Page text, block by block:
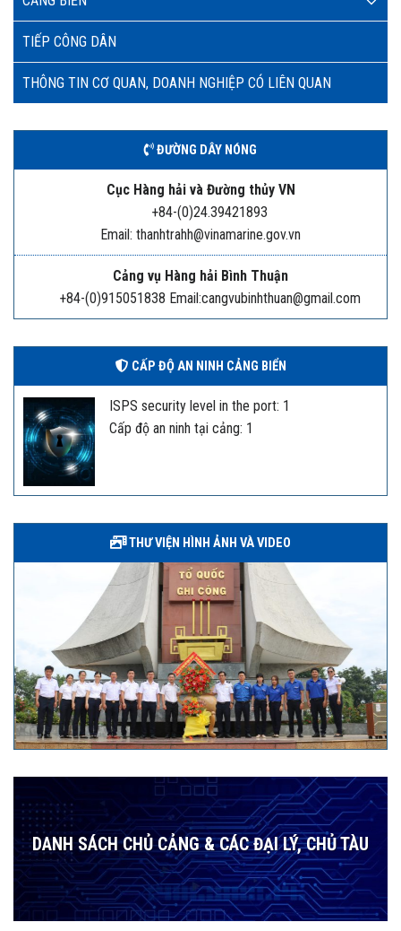
TIẾP CÔNG DÂN
THÔNG TIN CƠ QUAN, DOANH NGHIỆP CÓ LIÊN QUAN
ĐƯỜNG DÂY NÓNG
Cục Hàng hải và Đường thủy VN
+84-(0)24.39421893
Email: thanhtrahh@vinamarine.gov.vn
Cảng vụ Hàng hải Bình Thuận
+84-(0)915051838 Email:cangvubinhthuan@gmail.com
CẤP ĐỘ AN NINH CẢNG BIỂN
ISPS security level in the port: 1
Cấp độ an ninh tại cảng: 1
THƯ VIỆN HÌNH ẢNH VÀ VIDEO
DANH SÁCH CHỦ CẢNG & CÁC ĐẠI LÝ, CHỦ TÀU